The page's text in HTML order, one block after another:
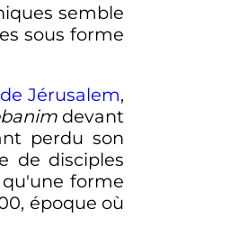
semble
sous forme
Jérusalem,
devant
perdu son
de disciples
forme
époque où